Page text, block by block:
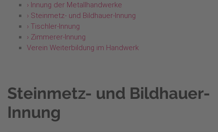
› Innung der Metallhandwerke
› Steinmetz- und Bildhauer-Innung
› Tischler-Innung
› Zimmerer-Innung
Verein Weiterbildung im Handwerk
Steinmetz- und Bildhauer-
Innung